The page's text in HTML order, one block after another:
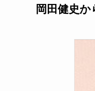
岡田健史